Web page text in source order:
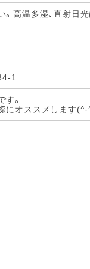
高温多湿、直射日
1
。
にオススメします(^-